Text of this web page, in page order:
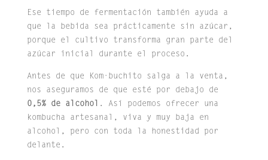
Ese tiempo de fermentación también ayuda a
que la bebida sea prácticamente sin azúcar,
porque el cultivo transforma gran parte del
azúcar inicial durante el proceso.
Antes de que Kom·buchito salga a la venta,
nos aseguramos de que esté por debajo de
0,5% de alcohol
. Así podemos ofrecer una
kombucha artesanal, viva y muy baja en
alcohol, pero con toda la honestidad por
delante.